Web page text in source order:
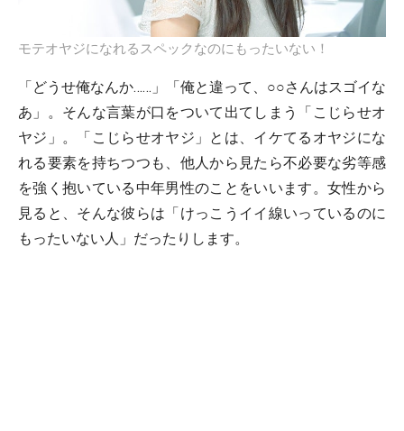
モテオヤジになれるスペックなのにもったいない！
「どうせ俺なんか……」「俺と違って、○○さんはスゴイな
あ」。そんな言葉が口をついて出てしまう「こじらせオ
ヤジ」。「こじらせオヤジ」とは、イケてるオヤジにな
れる要素を持ちつつも、他人から見たら不必要な劣等感
を強く抱いている中年男性のことをいいます。女性から
見ると、そんな彼らは「けっこうイイ線いっているのに
もったいない人」だったりします。